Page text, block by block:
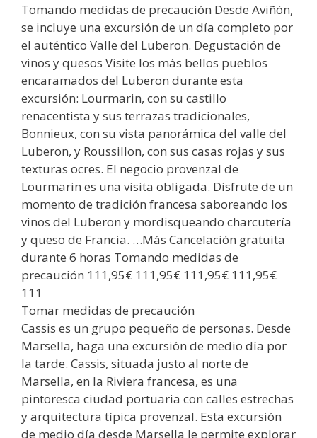
Tomando medidas de precaución Desde Aviñón,
se incluye una excursión de un día completo por
el auténtico Valle del Luberon. Degustación de
vinos y quesos Visite los más bellos pueblos
encaramados del Luberon durante esta
excursión: Lourmarin, con su castillo
renacentista y sus terrazas tradicionales,
Bonnieux, con su vista panorámica del valle del
Luberon, y Roussillon, con sus casas rojas y sus
texturas ocres. El negocio provenzal de
Lourmarin es una visita obligada. Disfrute de un
momento de tradición francesa saboreando los
vinos del Luberon y mordisqueando charcutería
y queso de Francia. …Más Cancelación gratuita
durante 6 horas Tomando medidas de
precaución 111,95€ 111,95€ 111,95€ 111,95€
111
Tomar medidas de precaución
Cassis es un grupo pequeño de personas. Desde
Marsella, haga una excursión de medio día por
la tarde. Cassis, situada justo al norte de
Marsella, en la Riviera francesa, es una
pintoresca ciudad portuaria con calles estrechas
y arquitectura típica provenzal. Esta excursión
de medio día desde Marsella le permite explorar